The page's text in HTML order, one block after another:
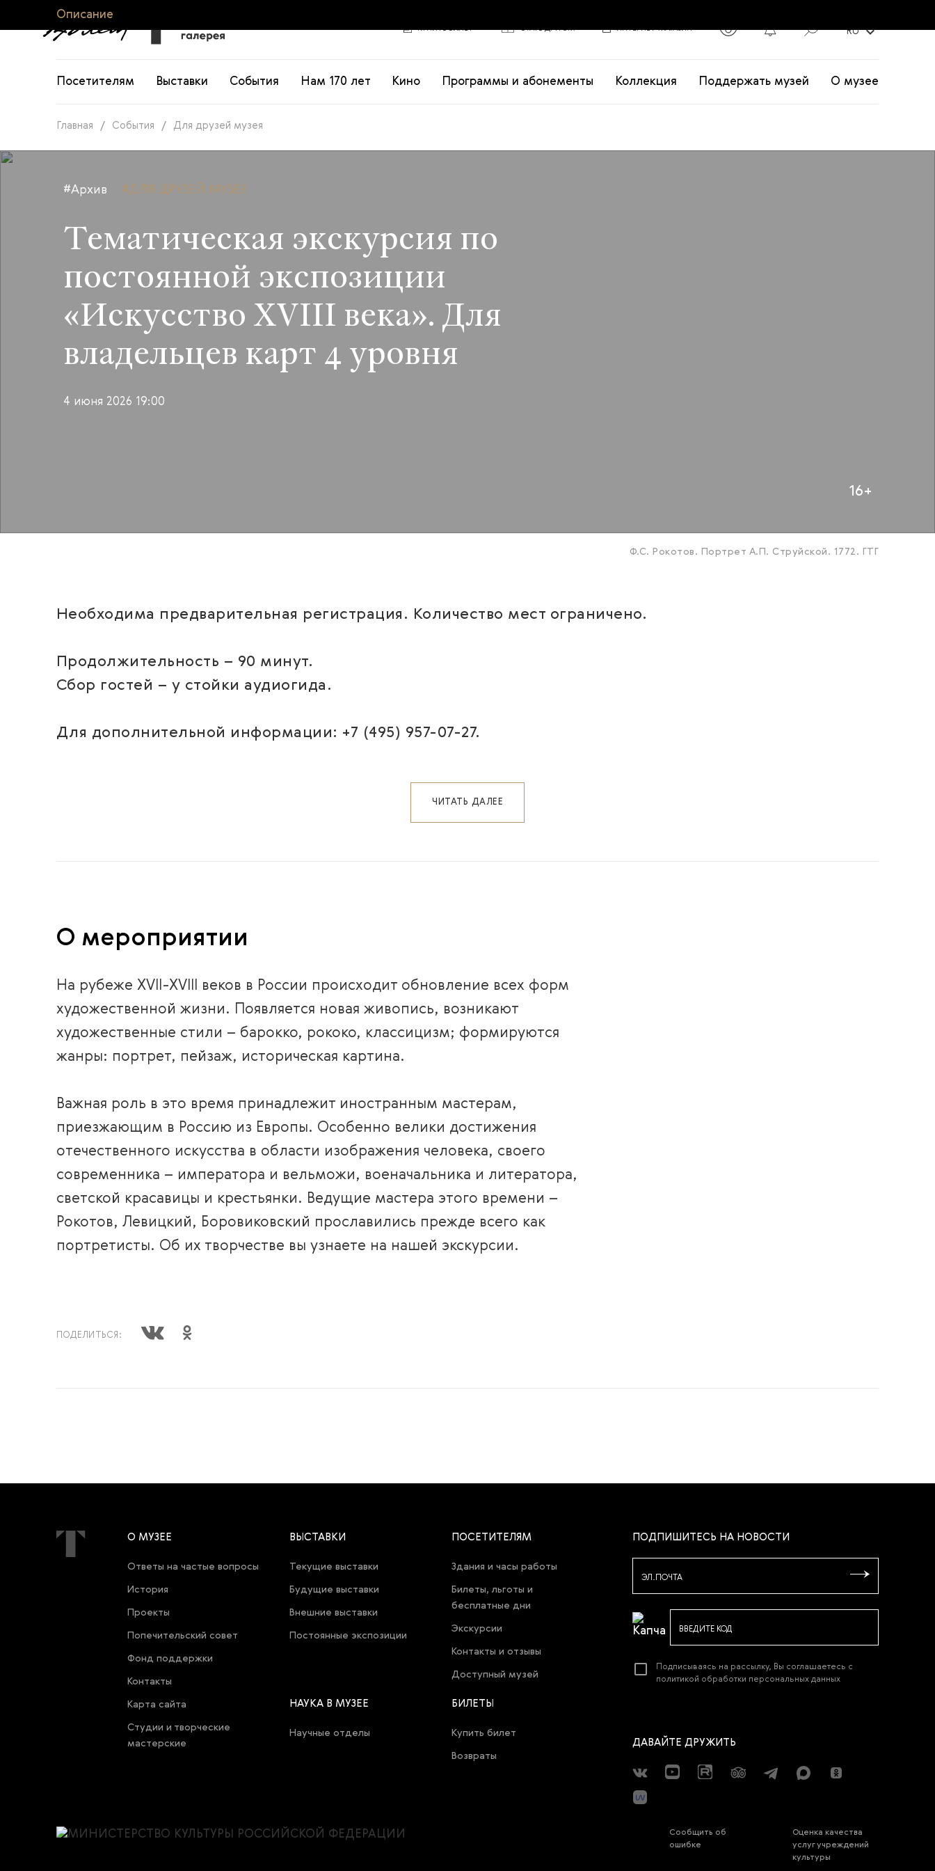
КУПИТЬ БИЛЕТ СТАТЬ ДРУГОМ ИНТЕРНЕТ-МАГАЗИН RUexpand_more
Посетителям Выставки События Нам 170 лет Кино Программы и абонементы Коллекция Поддержать музей О музее
Главная / События / Для друзей музея
#Архив #ДЛЯ ДРУЗЕЙ МУЗЕЯ
Тематическая экскурсия по
постоянной экспозиции
«Искусство XVIII века». Для
владельцев карт 4 уровня
4 июня 2026 19:00
16+
Ф.С. Рокотов. Портрет А.П. Струйской. 1772. ГТГ
Описание
Необходима предварительная регистрация. Количество мест ограничено.
Продолжительность – 90 минут.
Сбор гостей – у стойки аудиогида.
Для дополнительной информации: +7 (495) 957-07-27.
ЧИТАТЬ ДАЛЕЕ
О мероприятии
На рубеже XVII-XVIII веков в России происходит обновление всех форм
художественной жизни. Появляется новая живопись, возникают
художественные стили – барокко, рококо, классицизм; формируются
жанры: портрет, пейзаж, историческая картина.
Важная роль в это время принадлежит иностранным мастерам,
приезжающим в Россию из Европы. Особенно велики достижения
отечественного искусства в области изображения человека, своего
современника – императора и вельможи, военачальника и литератора,
светской красавицы и крестьянки. Ведущие мастера этого времени –
Рокотов, Левицкий, Боровиковский прославились прежде всего как
портретисты. Об их творчестве вы узнаете на нашей экскурсии.
ПОДЕЛИТЬСЯ:
О МУЗЕЕ
Ответы на частые вопросы
История
Проекты
Попечительский совет
Фонд поддержки
Контакты
Карта cайта
Студии и творческие
мастерские
ВЫСТАВКИ
Текущие выставки
Будущие выставки
Внешние выставки
Постоянные экспозиции
ПОСЕТИТЕЛЯМ
Здания и часы работы
Билеты, льготы и
бесплатные дни
Экскурсии
Контакты и отзывы
Доступный музей
НАУКА В МУЗЕЕ
Научные отделы
БИЛЕТЫ
Купить билет
Возвраты
ПОДПИШИТЕСЬ НА НОВОСТИ
ЭЛ.ПОЧТА
ВВЕДИТЕ КОД
Подписываясь на рассылку, Вы соглашаетесь с
политикой обработки персональных данных
ДАВАЙТЕ ДРУЖИТЬ
Сообщить об
ошибке
Оценка качества
услуг учреждений
культуры